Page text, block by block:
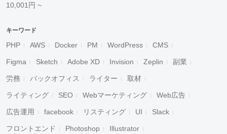
10,001円 ~
キーワード
PHP AWS Docker PM WordPress CMS
Figma Sketch Adobe XD Invision Zeplin 副業
労務 バックオフィス ライター 取材
ライティング SEO Webマーケティング Web広告
広告運用 facebook リスティング UI Slack
フロントエンド Photoshop Illustrator